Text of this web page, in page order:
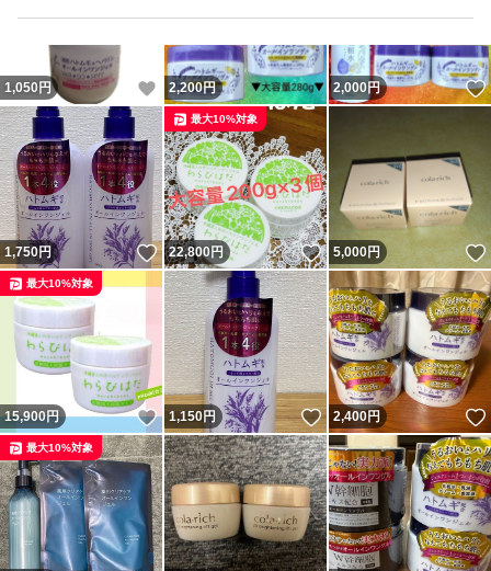
1,050 円 いいね！
2,200円 2,000円
1,750円 いいね！
22,800円 いいね！
最大10%対象
5,000円
15,900円 いいね！
最大10%対象
1,150円 いいね！
2,400円
最大10%対象